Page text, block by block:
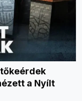
a Nyílt